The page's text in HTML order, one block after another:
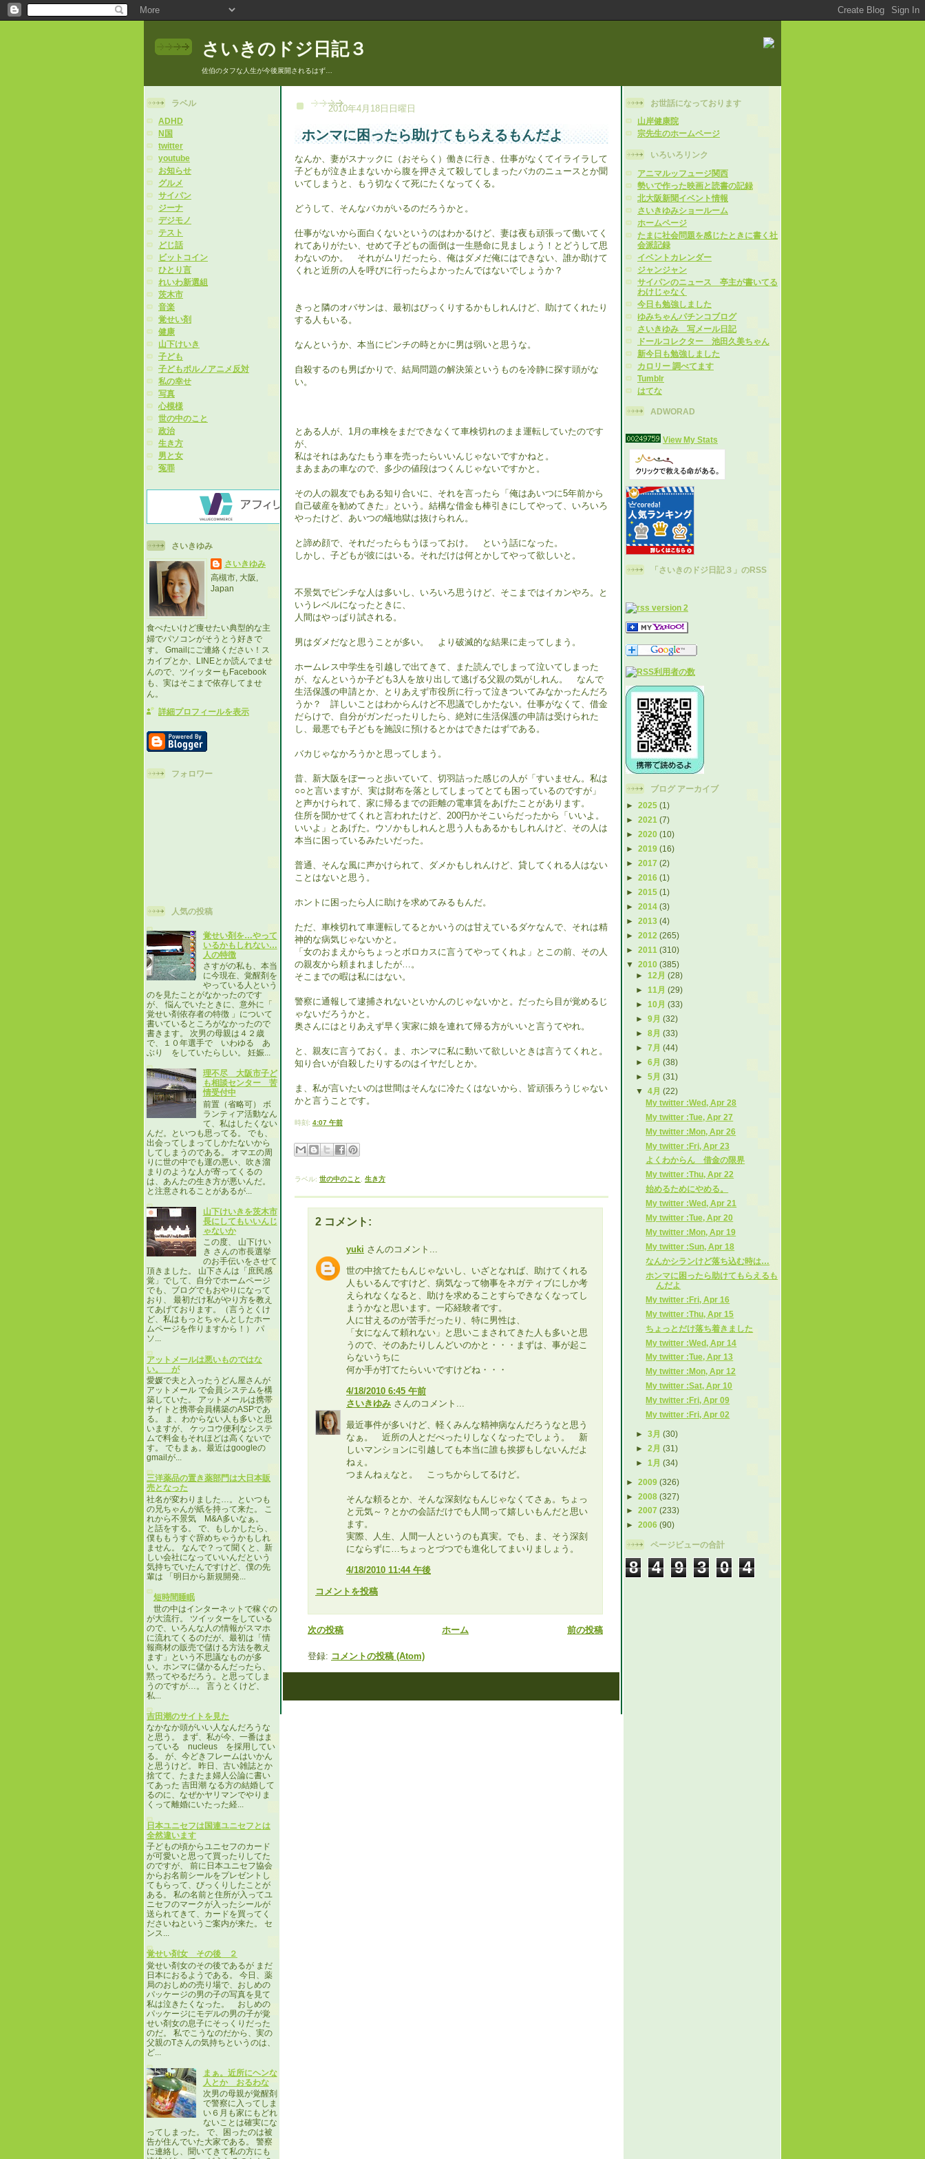
さいきのドジ日記３
佐伯のタフな人生が今後展開されるはず…
ラベル
ADHD
N国
twitter
youtube
お知らせ
グルメ
サイパン
ジーナ
デジモノ
テスト
どじ話
ビットコイン
ひとり言
れいわ新選組
茨木市
音楽
覚せい剤
健康
山下けいき
子ども
子どもポルノアニメ反対
私の幸せ
写真
心模様
世の中のこと
政治
生き方
男と女
冤罪
さいきゆみ
さいきゆみ
高槻市, 大阪,
Japan
食べたいけど痩せたい典型的な主
婦でパソコンがそうとう好きで
す。 Gmailにご連絡ください！ス
カイプとか、LINEとか読んでませ
んので、ツイッターもFacebook
も、実はそこまで依存してませ
ん。
詳細プロフィールを表示
フォロワー
人気の投稿
覚せい剤を…やって
いるかもしれない…
人の特徴
さすがの私も、本当
に今現在、覚醒剤を
やっている人という
のを見たことがなかったのです
が、 悩んでいたときに、意外に「
覚せい剤依存者の特徴 」について
書いているところがなかったので
書きます。 次男の母親は４２歳
で、１０年選手で いわゆる あ
ぶり をしていたらしい。 妊娠...
理不尽 大阪市子ど
も相談センター 苦
情受付中
前置（省略可） ボ
ランティア活動なん
て、私はしたくない
んだ。といつも思ってる。 でも、
出会ってしまってしかたないから
してしまうのである。 オマエの周
りに世の中でも運の悪い、吹き溜
まりのような人が寄ってくるの
は、あんたの生き方が悪いんだ。
と注意されることがあるが...
山下けいきを茨木市
長にしてもいいんじ
ゃないか
この度、 山下けい
き さんの市長選挙
のお手伝いをさせて
頂きました。 山下さんは「庶民感
覚」でして、自分でホームページ
でも、ブログでもおやりになって
おり、 最初だけ私がやり方を教え
てあげております。（言うとくけ
ど、私はもっとちゃんとしたホー
ムページを作りますから！） パ
ソ...
アットメールは悪いものではな
い。 が
愛媛で夫と入ったうどん屋さんが
アットメール で会員システムを構
築していた。 アットメールは携帯
サイトと携帯会員構築のASPであ
る。 ま、わからない人も多いと思
いますが、 ケッコウ便利なシステ
ムで料金もそれほどは高くないで
す。 でもまぁ。最近はgoogleの
gmailが...
三洋薬品の置き薬部門は大日本販
売となった
社名が変わりました…。といつも
の兄ちゃんが紙を持って来た。 こ
れから不景気 M&A多いなぁ。
と話をする。 で、もしかしたら、
僕ももうすぐ辞めちゃうかもしれ
ません。 なんで？って聞くと、新
しい会社になっていいんだという
気持ちでいたんですけど、僕の先
輩は 「明日から新規開発...
短時間睡眠
世の中はインターネットで稼ぐの
が大流行。 ツイッターをしている
ので、いろんな人の情報がスマホ
に流れてくるのだが、最初は「情
報商材の販売で儲ける方法を教え
ます」という不思議なものが多
い。ホンマに儲かるんだったら、
黙ってやるだろう。と思ってしま
うのですが…。 言うとくけど、
私...
吉田潮のサイトを見た
なかなか頭がいい人なんだろうな
と思う。 まず、私が今、一番はま
っている nucleus を採用してい
る。 が、今どきフレームはいかん
と思うけど。 昨日、古い雑誌とか
捨てて、たまたま婦人公論に書い
てあった 吉田潮 なる方の結婚して
るのに、なぜかヤリマンでやりま
くって離婚にいたった経...
日本ユニセフは国連ユニセフとは
全然違います
子どもの頃からユニセフのカード
が可愛いと思って買ったりしてた
のですが、 前に日本ユニセフ協会
からお名前シールをプレゼントし
てもらって、びっくりしたことが
ある。 私の名前と住所が入ってユ
ニセフのマークが入ったシールが
送られてきて、カードを買ってく
ださいねというご案内が来た。 セ
ンス...
覚せい剤女 その後 ２
覚せい剤女のその後であるが まだ
日本におるようである。 今日、薬
局のおしめの売り場で、おしめの
パッケージの男の子の写真を見て
私は泣きたくなった。 おしめの
パッケージにモデルの男の子が覚
せい剤女の息子にそっくりだった
のだ。 私でこうなのだから、実の
父親のTさんの気持ちというのは、
ど...
まぁ。近所にヘンな
人とか おるわな
次男の母親が覚醒剤
で警察に入ってしま
い６月も家にもどれ
ないことは確実にな
ってしまった。 で、困ったのは被
告が住んでいた大家である。 警察
に連絡し、聞いてきて私の方にも
お世話になっております
山岸健康院
宗先生のホームページ
いろいろリンク
アニマルッフュージ関西
勢いで作った映画と読書の記録
北大阪新聞イベント情報
さいきゆみショールーム
ホームページ
たまに社会問題を感じたときに書く社
会派記録
イベントカレンダー
ジャンジャン
サイパンのニュース 亭主が書いてる
わけじゃなく
今日も勉強しました
ゆみちゃんパチンコブログ
さいきゆみ 写メール日記
ドールコレクター 池田久美ちゃん
新今日も勉強しました
カロリー 調べてます
Tumblr
はてな
ADWORAD
View My Stats
「さいきのドジ日記３」のRSS
ブログ アーカイブ
► 2025 (1)
► 2021 (7)
► 2020 (10)
► 2019 (16)
► 2017 (2)
► 2016 (1)
► 2015 (1)
► 2014 (3)
► 2013 (4)
► 2012 (265)
► 2011 (310)
▼ 2010 (385)
►12月(28)
►11月(29)
►10月(33)
►9月(32)
►8月(33)
►7月(44)
►6月(38)
►5月(31)
▼4月(22)
My twitter :Wed, Apr 28
My twitter :Tue, Apr 27
My twitter :Mon, Apr 26
My twitter :Fri, Apr 23
よくわからん 借金の限界
My twitter :Thu, Apr 22
始めるためにやめる。
My twitter :Wed, Apr 21
My twitter :Tue, Apr 20
My twitter :Mon, Apr 19
My twitter :Sun, Apr 18
なんかシランけど落ち込む時は…
ホンマに困ったら助けてもらえるも
んだよ
My twitter :Fri, Apr 16
My twitter :Thu, Apr 15
ちょっとだけ落ち着きました
My twitter :Wed, Apr 14
My twitter :Tue, Apr 13
My twitter :Mon, Apr 12
My twitter :Sat, Apr 10
My twitter :Fri, Apr 09
My twitter :Fri, Apr 02
►3月(30)
►2月(31)
►1月(34)
► 2009 (326)
► 2008 (327)
► 2007 (233)
► 2006 (90)
ページビューの合計
8 4 9 3 0 4
2010年4月18日日曜日
ホンマに困ったら助けてもらえるもんだよ
なんか、妻がスナックに（おそらく）働きに行き、仕事がなくてイライラして
子どもが泣き止まないから腹を押さえて殺してしまったバカのニュースとか聞
いてしまうと、もう切なくて死にたくなってくる。
どうして、そんなバカがいるのだろうかと。
仕事がないから面白くないというのはわかるけど、妻は夜も頑張って働いてく
れてありがたい、せめて子どもの面倒は一生懸命に見ましょう！とどうして思
わないのか。 それがムリだったら、俺はダメだ俺にはできない、誰か助けて
くれと近所の人を呼びに行ったらよかったんではないでしょうか？
きっと隣のオバサンは、最初はびっくりするかもしれんけど、助けてくれたり
する人もいる。
なんというか、本当にピンチの時とかに男は弱いと思うな。
自殺するのも男ばかりで、結局問題の解決策というものを冷静に探す頭がな
い。
とある人が、1月の車検をまだできなくて車検切れのまま運転していたのです
が、
私はそれはあなたもう車を売ったらいいんじゃないですかねと。
まあまあの車なので、多少の値段はつくんじゃないですかと。
その人の親友でもある知り合いに、それを言ったら「俺はあいつに5年前から
自己破産を勧めてきた」という。結構な借金も棒引きにしてやって、いろいろ
やったけど、あいつの蟻地獄は抜けられん。
と諦め顔で、それだったらもうほっておけ。 という話になった。
しかし、子どもが彼にはいる。それだけは何とかしてやって欲しいと。
不景気でピンチな人は多いし、いろいろ思うけど、そこまではイカンやろ。と
いうレベルになったときに、
人間はやっぱり試される。
男はダメだなと思うことが多い。 より破滅的な結果に走ってしまう。
ホームレス中学生を引越しで出てきて、また読んでしまって泣いてしまった
が、なんというか子ども3人を放り出して逃げる父親の気がしれん。 なんで
生活保護の申請とか、とりあえず市役所に行って泣きついてみなかったんだろ
うか？ 詳しいことはわからんけど不思議でしかたない。仕事がなくて、借金
だらけで、自分がガンだったりしたら、絶対に生活保護の申請は受けられた
し、最悪でも子どもを施設に預けるとかはできたはずである。
バカじゃなかろうかと思ってしまう。
昔、新大阪をぼーっと歩いていて、切羽詰った感じの人が「すいません。私は
○○と言いますが、実は財布を落としてしまってとても困っているのですが」
と声かけられて、家に帰るまでの距離の電車賃をあげたことがあります。
住所を聞かせてくれと言われたけど、200円かそこいらだったから「いいよ。
いいよ」とあげた。ウソかもしれんと思う人もあるかもしれんけど、その人は
本当に困っているみたいだった。
普通、そんな風に声かけられて、ダメかもしれんけど、貸してくれる人はない
ことはないと思う。
ホントに困ったら人に助けを求めてみるもんだ。
ただ、車検切れて車運転してるとかいうのは甘えているダケなんで、それは精
神的な病気じゃないかと。
「女のおまえからちょっとボロカスに言うてやってくれよ」とこの前、その人
の親友から頼まれましたが…。
そこまでの暇は私にはない。
警察に通報して逮捕されないといかんのじゃないかと。だったら目が覚めるじ
ゃないだろうかと。
奥さんにはとりあえず早く実家に娘を連れて帰る方がいいと言うてやれ。
と、親友に言うておく。ま、ホンマに私に動いて欲しいときは言うてくれと。
知り合いが自殺したりするのはイヤだしとか。
ま、私が言いたいのは世間はそんなに冷たくはないから、皆頑張ろうじゃない
かと言うことです。
時刻: 4:07 午前
ラベル: 世の中のこと, 生き方
2 コメント:
yuki さんのコメント...
世の中捨てたもんじゃないし、いざとなれば、助けてくれる
人もいるんですけど、病気なって物事をネガティブにしか考
えられなくなると、助けを求めることすらできなくなってし
まうかなと思います。一応経験者です。
人に甘えるのが苦手だったり、特に男性は、
「女になんて頼れない」と思いこまされてきた人も多いと思
うので、そのあたりしんどいのかと・・・まずは、事が起こ
らないうちに
何か手が打てたらいいですけどね・・・
4/18/2010 6:45 午前
さいきゆみ さんのコメント...
最近事件が多いけど、軽くみんな精神病なんだろうなと思う
なぁ。 近所の人とだべったりしなくなったでしょう。 新
しいマンションに引越しても本当に誰も挨拶もしないんだよ
ねぇ。
つまんねぇなと。 こっちからしてるけど。
そんな頼るとか、そんな深刻なもんじゃなくてさぁ。ちょっ
と元気～？とかの会話だけでも人間って嬉しいもんだと思い
ます。
実際、人生、人間一人というのも真実。でも、ま、そう深刻
にならずに…ちょっとづつでも進化してまいりましょう。
4/18/2010 11:44 午後
コメントを投稿
次の投稿 前の投稿
ホーム
登録: コメントの投稿 (Atom)